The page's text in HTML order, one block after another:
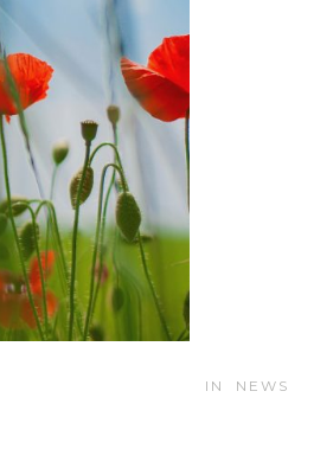
IN NEWS